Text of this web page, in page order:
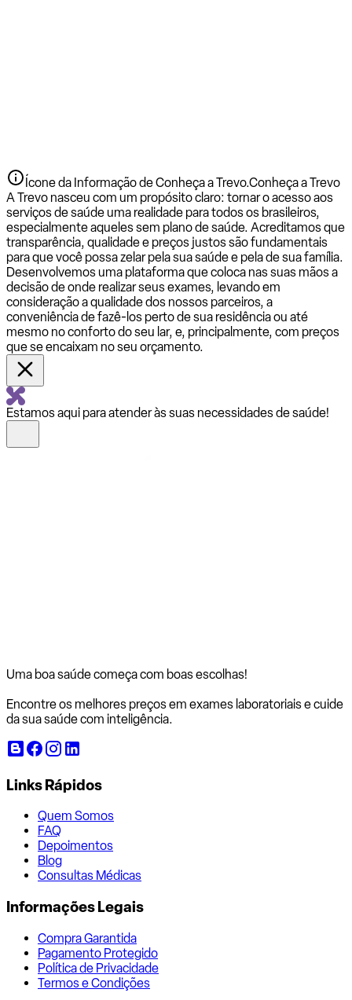
Ícone da Informação de Conheça a Trevo.Conheça a Trevo
A Trevo nasceu com um propósito claro: tornar o acesso aos
serviços de saúde uma realidade para todos os brasileiros,
especialmente aqueles sem plano de saúde. Acreditamos que
transparência, qualidade e preços justos são fundamentais
para que você possa zelar pela sua saúde e pela de sua família.
Desenvolvemos uma plataforma que coloca nas suas mãos a
decisão de onde realizar seus exames, levando em
consideração a qualidade dos nossos parceiros, a
conveniência de fazê-los perto de sua residência ou até
mesmo no conforto do seu lar, e, principalmente, com preços
que se encaixam no seu orçamento.
Estamos aqui para atender às suas necessidades de saúde!
Uma boa saúde começa com boas escolhas!
Encontre os melhores preços em exames laboratoriais e cuide
da sua saúde com inteligência.
Links Rápidos
Quem Somos
FAQ
Depoimentos
Blog
Consultas Médicas
Informações Legais
Compra Garantida
Pagamento Protegido
Política de Privacidade
Termos e Condições